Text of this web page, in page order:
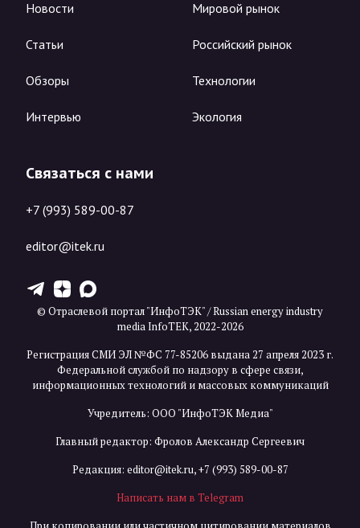
Новости
Статьи
Обзоры
Интервью
Мировой рынок
Российский рынок
Технологии
Экология
Связаться с нами
+7 (993) 589-00-87
editor@itek.ru
T Z X
© Отраслевой портал "ИнфоТЭК" / Russian energy industry
media InfoTEK, 2022-2026
Регистрация СМИ ЭЛ №ФС 77-85206 выдана 27 апреля 2023 г.
Федеральной службой по надзору в сфере связи,
информационных технологий и массовых коммуникаций
Учредитель: ООО "ИнфоТЭК Медиа"
Главный редактор: Фролов Александр Сергеевич
Редакция: editor@itek.ru,+7 (993) 589-00-87
Написать нам в Telegram